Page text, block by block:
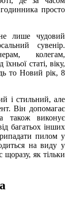
просто
лише чудовий
сувенір.
колегам,
статі, віку,
то Новий рік, 8
і стильний, але
Він допомагає
також виконує
багатьох інших
пилом у
на виду у
щоразу, як тільки